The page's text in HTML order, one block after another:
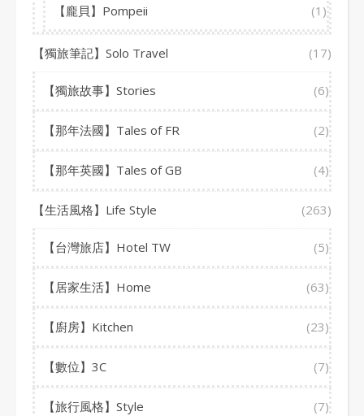
【龐貝】Pompeii (1)
【獨旅筆記】Solo Travel (17)
【獨旅故事】Stories (6)
【那年法國】Tales of FR (2)
【那年英國】Tales of GB (4)
【生活風格】Life Style (263)
【台灣旅店】Hotel TW (5)
【居家生活】Home (63)
【廚房】Kitchen (23)
【數位】3C (7)
【旅行風格】Style (7)